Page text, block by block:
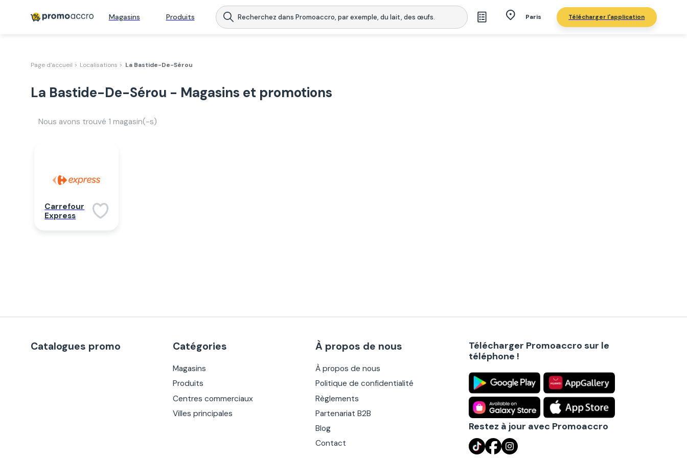
Magasins Produits Paris Télécharger l'application
Page d'accueil > Localisations > La Bastide-De-Sérou
La Bastide-De-Sérou - Magasins et promotions
Nous avons trouvé 1 magasin(-s)
Carrefour
Express
Catalogues promo Catégories
Magasins
Produits
Centres commerciaux
Villes principales
À propos de nous
À propos de nous
Politique de confidentialité
Règlements
Partenariat B2B
Blog
Contact
Télécharger Promoaccro sur le
téléphone !
Restez à jour avec Promoaccro